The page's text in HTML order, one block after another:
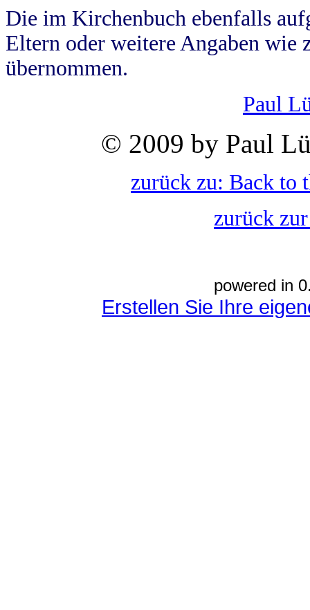
Die im Kirchenbuch ebenfalls
Eltern oder weitere Angaben wie
übernommen.
Paul
© 2009 by Paul
zurück zu: Back to
zurück
powered in
Erstellen Sie Ihre